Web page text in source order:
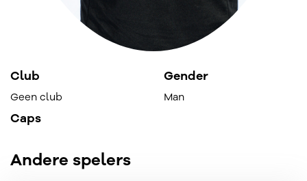
Club
Geen club
Gender
Man
Caps
Andere spelers